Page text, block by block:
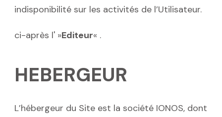
indisponibilité sur les activités de l’Utilisateur.
ci-après l' »Editeur« .
HEBERGEUR
L’hébergeur du Site est la société IONOS, dont